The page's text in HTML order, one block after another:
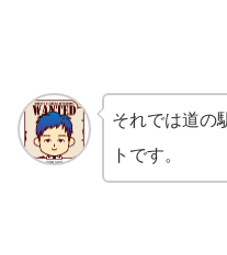
それでは道の
トです。